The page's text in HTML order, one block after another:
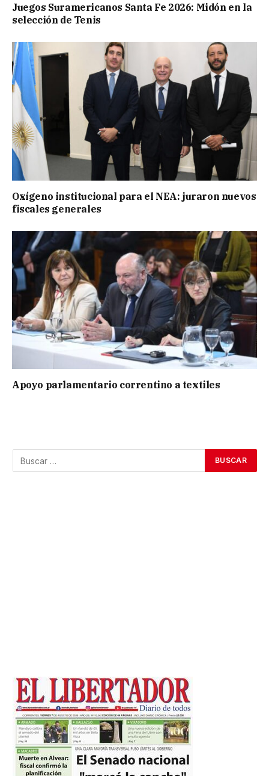
Juegos Suramericanos Santa Fe 2026: Midón en la
selección de Tenis
Oxígeno institucional para el NEA: juraron nuevos
fiscales generales
Apoyo parlamentario correntino a textiles